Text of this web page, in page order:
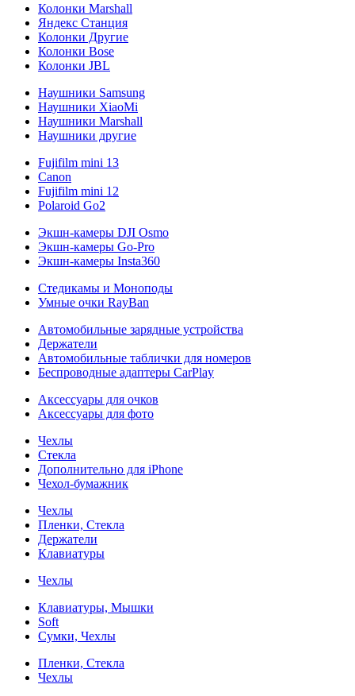
Колонки Marshall
Яндекс Станция
Колонки Другие
Колонки Bose
Колонки JBL
Наушники Samsung
Наушники XiaoMi
Наушники Marshall
Наушники другие
Fujifilm mini 13
Canon
Fujifilm mini 12
Polaroid Go2
Экшн-камеры DJI Osmo
Экшн-камеры Go-Pro
Экшн-камеры Insta360
Стедикамы и Моноподы
Умные очки RayBan
Автомобильные зарядные устройства
Держатели
Автомобильные таблички для номеров
Беспроводные адаптеры CarPlay
Аксессуары для очков
Аксессуары для фото
Чехлы
Стекла
Дополнительно для iPhone
Чехол-бумажник
Чехлы
Пленки, Стекла
Держатели
Клавиатуры
Чехлы
Клавиатуры, Мышки
Soft
Сумки, Чехлы
Пленки, Стекла
Чехлы